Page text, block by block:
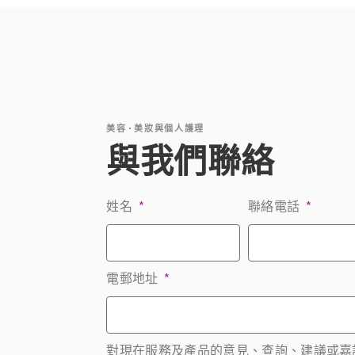
美容 美妝與個人護理
與我們聯絡
姓名 聯絡電話
電郵地址